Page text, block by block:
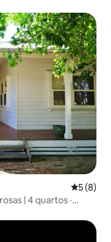
5 de
5 (8)
| 4 quartos ·